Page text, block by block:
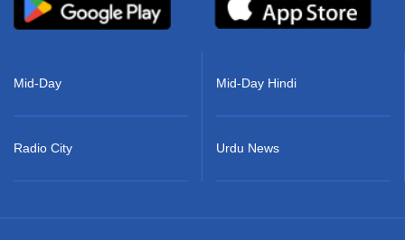
Mid-Day
Radio City
Mid-Day Hindi
Urdu News